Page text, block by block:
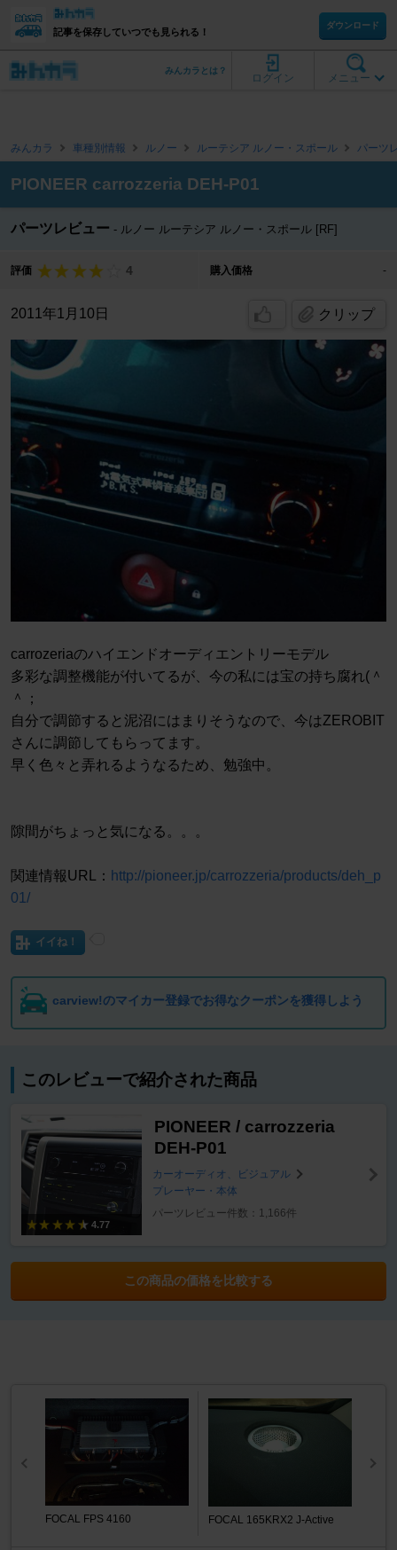
記事を保存していつでも見られる！
ダウンロード
メニュー
ログイン
みんカラとは？
みんカラ 車種別情報 ルノー ルーテシア ルノー・スポール パーツ
PIONEER carrozzeria DEH-P01
パーツレビュー ルノー ルーテシア ルノー・スポール [RF]
評価 4 購入価格 -
2011年1月10日 クリップ
carrozeriaのハイエンドオーディエントリーモデル
多彩な調整機能が付いてるが、今の私には宝の持ち腐れ(＾
＾；
自分で調節すると泥沼にはまりそうなので、今はZEROBIT
さんに調節してもらってます。
早く色々と弄れるようなるため、勉強中。
隙間がちょっと気になる。。。
関連情報URL： http://pioneer.jp/carrozzeria/products/deh_p
01/
イイね！
carview!のマイカー登録でお得なクーポンを獲得しよう
このレビューで紹介された商品
4.77
PIONEER / carrozzeria
DEH-P01
カーオーディオ、ビジュアル
プレーヤー・本体
パーツレビュー件数：1,166件
この商品の価格を比較する
FOCAL FPS 4160 FOCAL 165KRX2 J-Active